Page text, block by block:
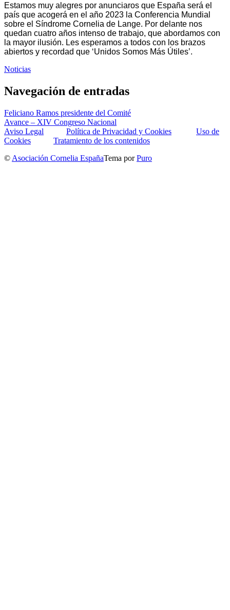
Estamos muy alegres por anunciaros que España será el
país que acogerá en el año 2023 la Conferencia Mundial
sobre el Síndrome Cornelia de Lange. Por delante nos
quedan cuatro años intenso de trabajo, que abordamos con
la mayor ilusión. Les esperamos a todos con los brazos
abiertos y recordad que ‘Unidos Somos Más Útiles’.
Noticias
Navegación de entradas
Feliciano Ramos presidente del Comité
Avance – XIV Congreso Nacional
Aviso Legal
Política de Privacidad y Cookies
Uso de
Cookies
Tratamiento de los contenidos
© Asociación Cornelia EspañaTema porPuro